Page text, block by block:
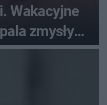
Wakacyjne
zmysły